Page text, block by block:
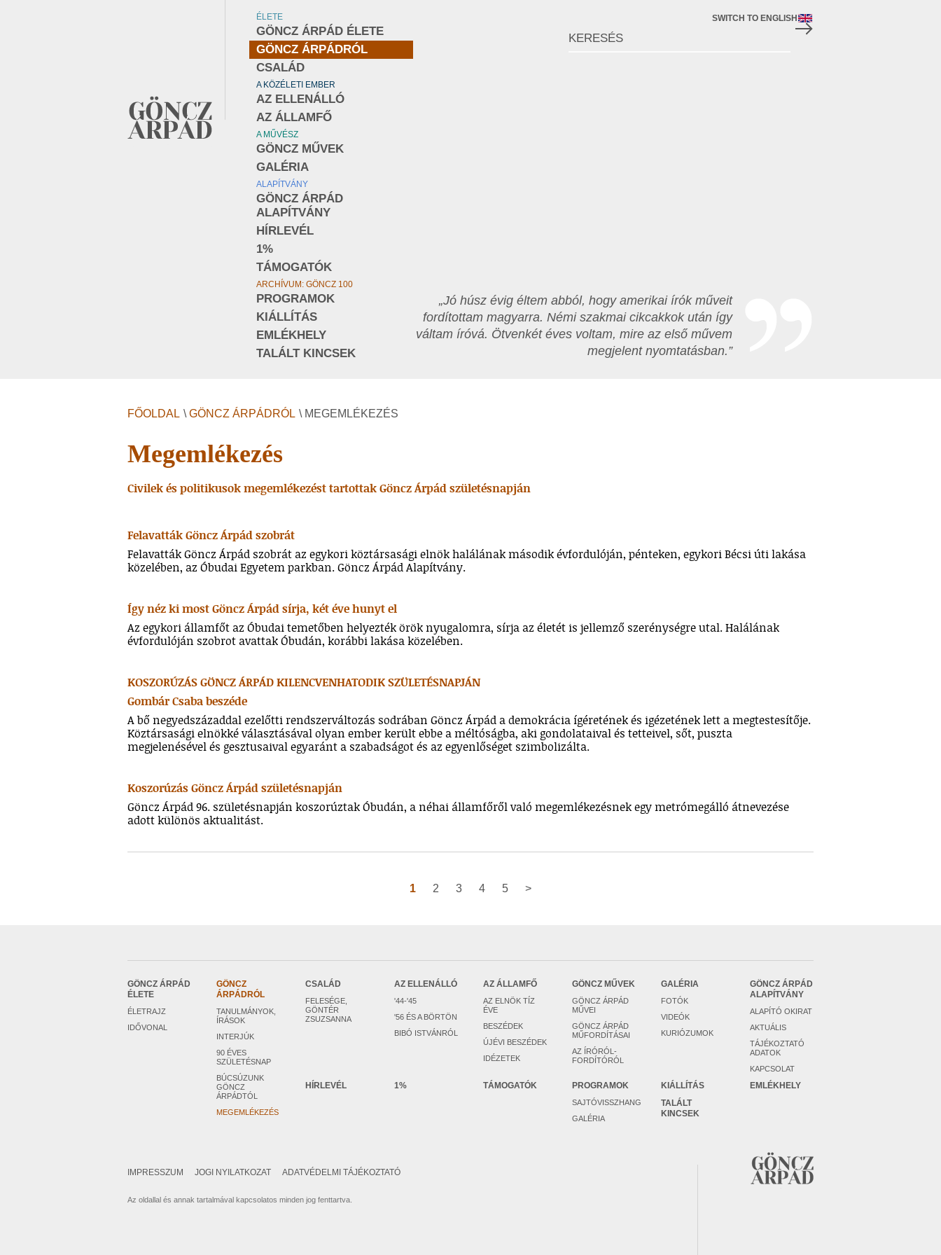
ÉLETE
GÖNCZ ÁRPÁD ÉLETE
GÖNCZ ÁRPÁDRÓL
CSALÁD
A KÖZÉLETI EMBER
AZ ELLENÁLLÓ
AZ ÁLLAMFŐ
A MŰVÉSZ
GÖNCZ MŰVEK
GALÉRIA
ALAPÍTVÁNY
GÖNCZ ÁRPÁD
ALAPÍTVÁNY
HÍRLEVÉL
1%
TÁMOGATÓK
ARCHÍVUM: GÖNCZ 100
PROGRAMOK
KIÁLLÍTÁS
EMLÉKHELY
TALÁLT KINCSEK
SWITCH TO ENGLISH
„Jó húsz évig éltem abból, hogy amerikai írók műveit
fordítottam magyarra. Némi szakmai cikcakkok után így
váltam íróvá. Ötvenkét éves voltam, mire az első művem
megjelent nyomtatásban.”
FŐOLDAL \ GÖNCZ ÁRPÁDRÓL \ MEGEMLÉKEZÉS
Megemlékezés
Civilek és politikusok megemlékezést tartottak Göncz Árpád születésnapján
Felavatták Göncz Árpád szobrát
Felavatták Göncz Árpád szobrát az egykori köztársasági elnök halálának második évfordulóján, pénteken, egykori Bécsi úti lakása
közelében, az Óbudai Egyetem parkban. Göncz Árpád Alapítvány.
Így néz ki most Göncz Árpád sírja, két éve hunyt el
Az egykori államfőt az Óbudai temetőben helyezték örök nyugalomra, sírja az életét is jellemző szerénységre utal. Halálának
évfordulóján szobrot avattak Óbudán, korábbi lakása közelében.
KOSZORÚZÁS GÖNCZ ÁRPÁD KILENCVENHATODIK SZÜLETÉSNAPJÁN
Gombár Csaba beszéde
A bő negyedszázaddal ezelőtti rendszerváltozás sodrában Göncz Árpád a demokrácia ígéretének és igézetének lett a megtestesítője.
Köztársasági elnökké választásával olyan ember került ebbe a méltóságba, aki gondolataival és tetteivel, sőt, puszta
megjelenésével és gesztusaival egyaránt a szabadságot és az egyenlőséget szimbolizálta.
Koszorúzás Göncz Árpád születésnapján
Göncz Árpád 96. születésnapján koszorúztak Óbudán, a néhai államfőről való megemlékezésnek egy metrómegálló átnevezése
adott különös aktualitást.
1 2 3 4 5 >
GÖNCZ ÁRPÁD
ÉLETE
ÉLETRAJZ
IDŐVONAL
GÖNCZ
ÁRPÁDRÓL
TANULMÁNYOK,
ÍRÁSOK
INTERJÚK
90 ÉVES
SZÜLETÉSNAP
BÚCSÚZUNK
GÖNCZ
ÁRPÁDTÓL
MEGEMLÉKEZÉS
CSALÁD
FELESÉGE,
GÖNTÉR
ZSUZSANNA
AZ ELLENÁLLÓ
'44-'45
'56 ÉS A BÖRTÖN
BIBÓ ISTVÁNRÓL
AZ ÁLLAMFŐ
AZ ELNÖK TÍZ
ÉVE
BESZÉDEK
ÚJÉVI BESZÉDEK
IDÉZETEK
GÖNCZ MŰVEK
GÖNCZ ÁRPÁD
MŰVEI
GÖNCZ ÁRPÁD
MŰFORDÍTÁSAI
AZ ÍRÓRÓL-
FORDÍTÓRÓL
GALÉRIA
FOTÓK
VIDEÓK
KURIÓZUMOK
GÖNCZ ÁRPÁD
ALAPÍTVÁNY
ALAPÍTÓ OKIRAT
AKTUÁLIS
TÁJÉKOZTATÓ
ADATOK
KAPCSOLAT
HÍRLEVÉL 1% TÁMOGATÓK PROGRAMOK
SAJTÓVISSZHANG
GALÉRIA
KIÁLLÍTÁS
EMLÉKHELY
TALÁLT
KINCSEK
IMPRESSZUM JOGI NYILATKOZAT ADATVÉDELMI TÁJÉKOZTATÓ
Az oldallal és annak tartalmával kapcsolatos minden jog fenttartva.